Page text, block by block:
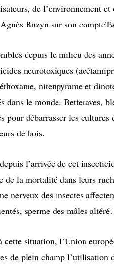
de l’environnement
Buzyn sur son
depuis le milieu des
neurotoxiques
nitenpyrame et
dans le monde. Betteraves,
pour débarrasser les
de bois.
l’arrivée de cet
de la mortalité dans leurs
nerveux des insectes
sperme des mâles
cette situation, l’Union
de plein champ l’utilisation